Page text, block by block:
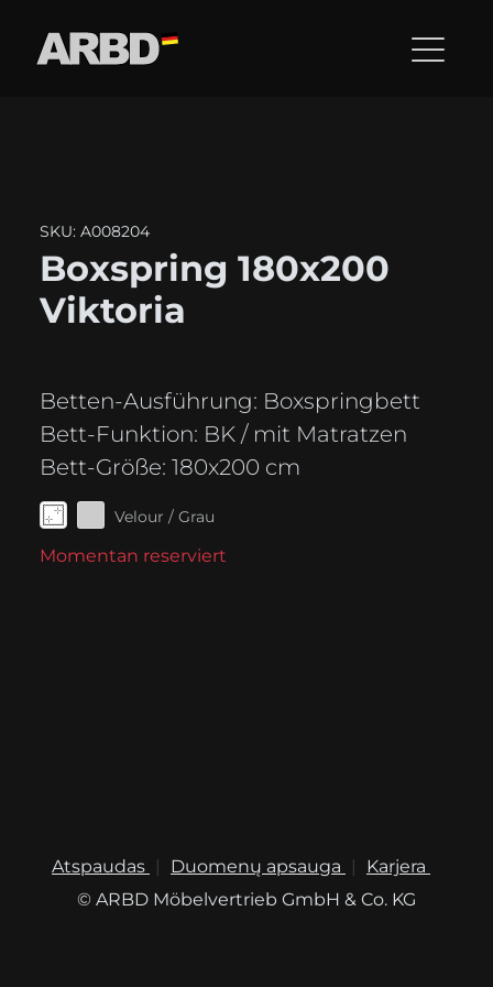
SKU: A008204
Boxspring 180x200
Viktoria
Betten-Ausführung: Boxspringbett
Bett-Funktion: BK / mit Matratzen
Bett-Größe: 180x200 cm
Velour / Grau
Momentan reserviert
Atspaudas Duomenų apsauga
Karjera
© ARBD Möbelvertrieb GmbH & Co. KG